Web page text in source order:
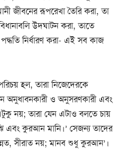
জীবনের রূপরেখা তৈরি করা, তা
উদ্ঘাটন করা, তাতে
নির্ধারণ করা- এই সব কাজ
হল, তারা নিজেদেরকে
অনুধাবনকারী ও অনুসরণকারী এবং
নয়; তারা যেন এটাও বলতে চায়
কুরআন মানি।’ সেজন্য তাদের
সীরাত নয়; মানব শুধু কুরআন’।